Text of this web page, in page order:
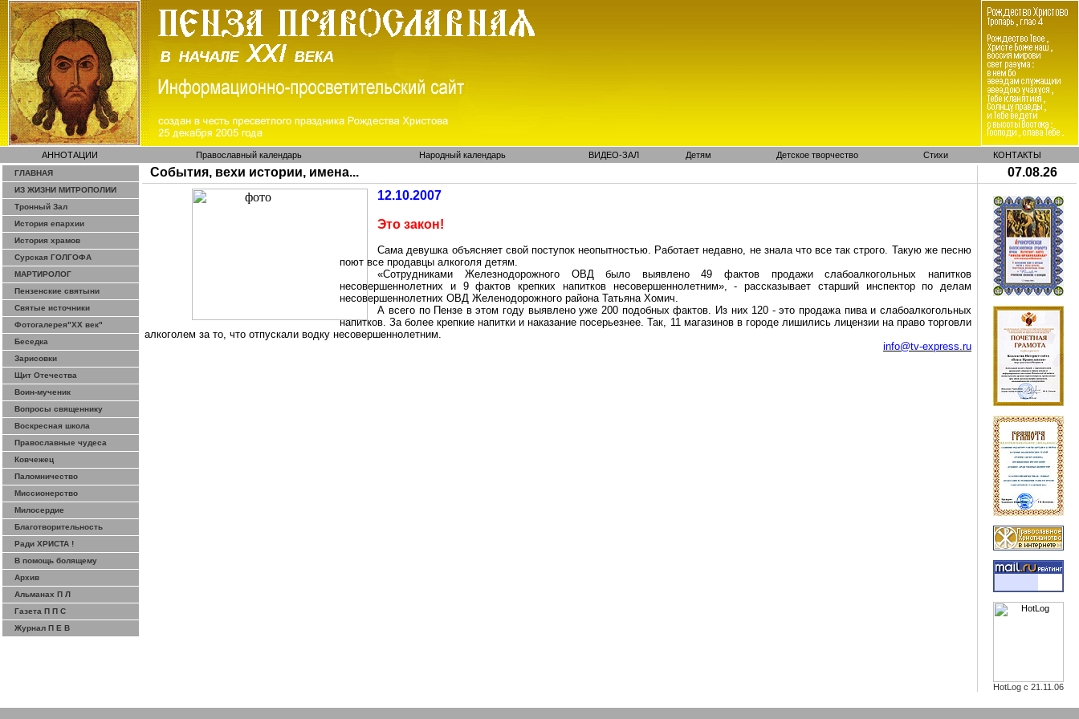
АННОТАЦИИ Православный календарь Народный календарь ВИДЕО-ЗАЛ Детям Детское творчество Стихи КОНТАКТЫ
ГЛАВНАЯ
ИЗ ЖИЗНИ МИТРОПОЛИИ
Тронный Зал
История епархии
История храмов
Сурская ГОЛГОФА
МАРТИРОЛОГ
Пензенские святыни
Святые источники
Фотогалерея"ХХ век"
Беседка
Зарисовки
Щит Отечества
Воин-мученик
Вопросы священнику
Воскресная школа
Православные чудеса
Ковчежец
Паломничество
Миссионерство
Милосердие
Благотворительность
Ради ХРИСТА !
В помощь болящему
Архив
Альманах П Л
Газета П П С
Журнал П Е В
События, вехи истории, имена...
07.08.26
12.10.2007
Это закон!
Сама девушка объясняет свой поступок неопытностью. Работает недавно, не знала что все так строго. Такую же песню
поют все продавцы алкоголя детям.
«Сотрудниками Железнодорожного ОВД было выявлено 49 фактов продажи слабоалкогольных напитков
несовершеннолетних и 9 фактов крепких напитков несовершеннолетним», - рассказывает старший инспектор по делам
несовершеннолетних ОВД Желенодорожного района Татьяна Хомич.
А всего по Пензе в этом году выявлено уже 200 подобных фактов. Из них 120 - это продажа пива и слабоалкогольных
напитков. За более крепкие напитки и наказаниепосерьезнее. Так, 11 магазинов в городе лишились лицензии на право торговли
алкоголем за то, что отпускали водку несовершеннолетним.
info@tv-express.ru
HotLog с 21.11.06